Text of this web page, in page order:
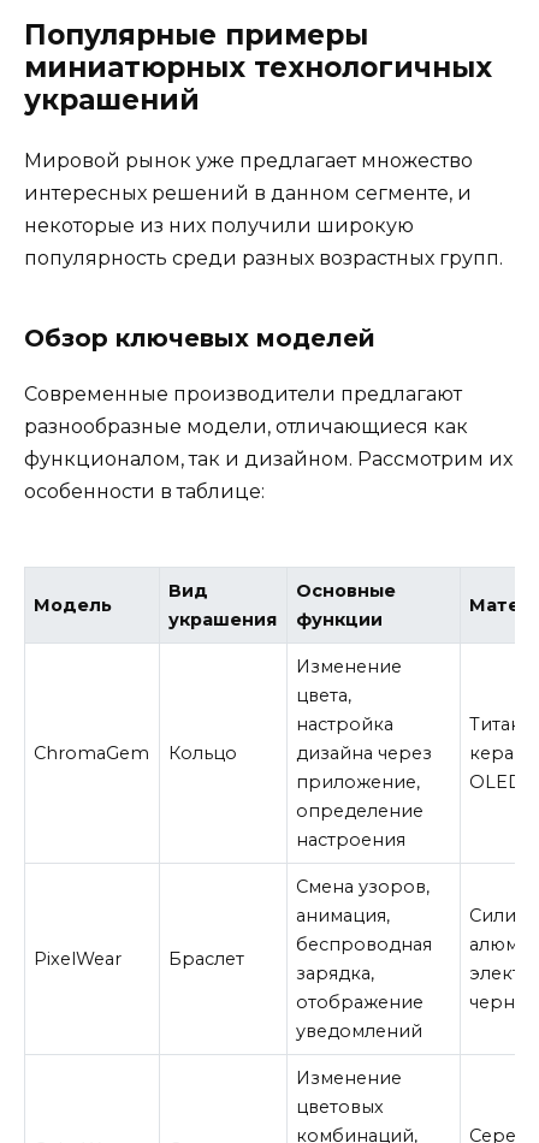
Популярные примеры
миниатюрных технологичных
украшений
Мировой рынок уже предлагает множество
интересных решений в данном сегменте, и
некоторые из них получили широкую
популярность среди разных возрастных групп.
Обзор ключевых моделей
Современные производители предлагают
разнообразные модели, отличающиеся как
функционалом, так и дизайном. Рассмотрим их
особенности в таблице:
Модель
Вид
украшения
Основные
функции
ChromaGem Кольцо
Изменение
цвета,
настройка
дизайна через
приложение,
определение
настроения
Титан,
OLED
PixelWear Браслет
Смена узоров,
анимация,
беспроводная
зарядка,
отображение
уведомлений
Изменение
цветовых
комбинаций,